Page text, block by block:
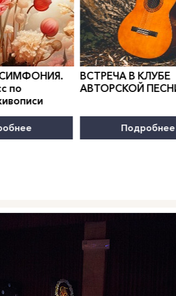
по
0">
ВСТРЕЧА В КЛУБЕ
АВТОРСКОЙ
Подробнее